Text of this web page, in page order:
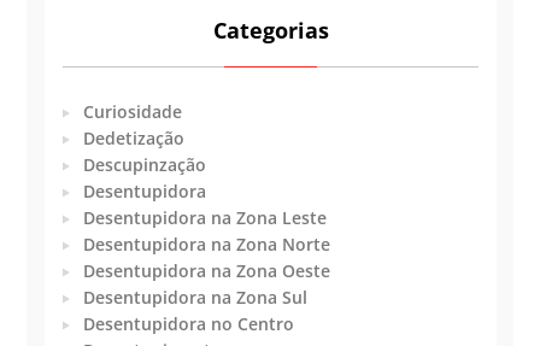
Categorias
Curiosidade
Dedetização
Descupinzação
Desentupidora
Desentupidora na Zona Leste
Desentupidora na Zona Norte
Desentupidora na Zona Oeste
Desentupidora na Zona Sul
Desentupidora no Centro